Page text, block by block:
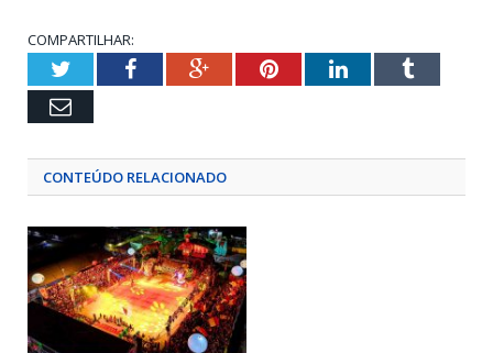
COMPARTILHAR:
TwitterFacebookGoogle+PinterestLinkedInTumblr
Email
CONTEÚDO RELACIONADO